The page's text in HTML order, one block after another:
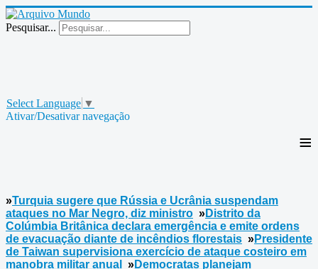
Pesquisar...
Select Language ▼
Ativar/Desativar navegação
≡
»Turquia sugere que Rússia e Ucrânia suspendam
ataques no Mar Negro, diz ministro »Distrito da
Colúmbia Britânica declara emergência e emite ordens
de evacuação diante de incêndios florestais »Presidente
de Taiwan supervisiona exercício de ataque costeiro em
manobra militar anual
»Democratas planejam